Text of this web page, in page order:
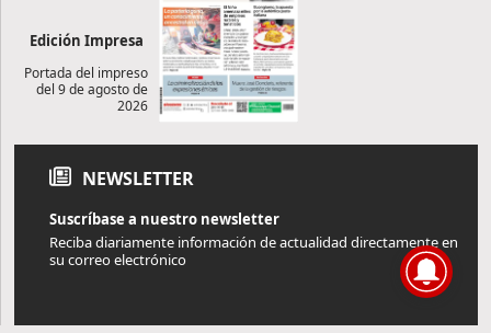
Edición Impresa
Portada del impreso
del 9 de agosto de
2026
NEWSLETTER
Suscríbase a nuestro newsletter
Reciba diariamente información de actualidad directamente en
su correo electrónico